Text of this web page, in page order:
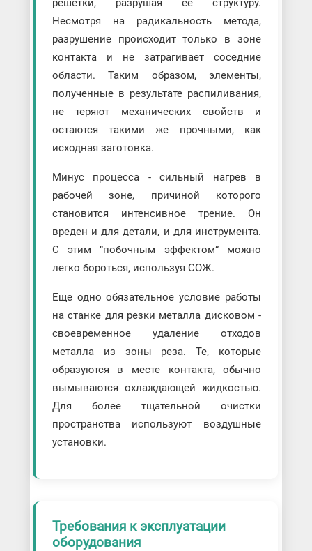
решетки, разрушая ее структуру.
Несмотря на радикальность метода,
разрушение происходит только в зоне
контакта и не затрагивает соседние
области. Таким образом, элементы,
полученные в результате распиливания,
не теряют механических свойств и
остаются такими же прочными, как
исходная заготовка.
Минус процесса - сильный нагрев в
рабочей зоне, причиной которого
становится интенсивное трение. Он
вреден и для детали, и для инструмента.
С этим “побочным эффектом” можно
легко бороться, используя СОЖ.
Еще одно обязательное условие работы
на станке для резки металла дисковом -
своевременное удаление отходов
металла из зоны реза. Те, которые
образуются в месте контакта, обычно
вымываются охлаждающей жидкостью.
Для более тщательной очистки
пространства используют воздушные
установки.
Требования к эксплуатации
оборудования